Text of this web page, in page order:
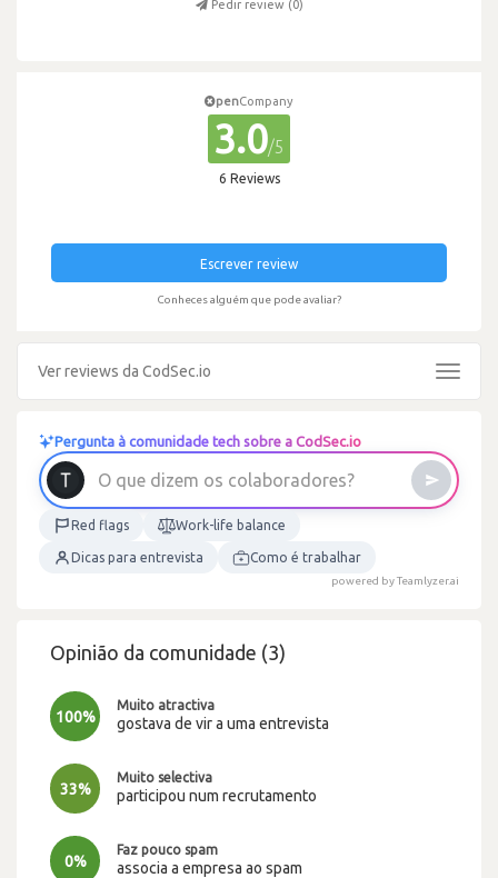
Pedir review (0)
penCompany
3.0/5
6 Reviews
Escrever review
Conheces alguém que pode avaliar?
Ver reviews da CodSec.io
Toggle
Pergunta à comunidade tech sobre a CodSec.io
O que d izem os colaborad ores?
Red flags Work-life balance
Dicas para entrevista Como é trabalhar
powered by Teamlyzer.ai
Opinião da comunidade (3)
100%
Muito atractiva
gostava de vir a uma entrevista
33%
Muito selectiva
participou num recrutamento
0%
Faz pouco spam
associa a empresa ao spam